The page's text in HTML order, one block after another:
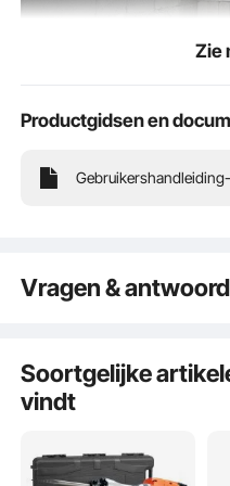
Krachtige motor &
Zie
Productgidsen en
Vragen &
A:
Het gewicht van dit
31,45 kg.
door vevor op
Bekijk alle 1
Soortgelijke
vindt